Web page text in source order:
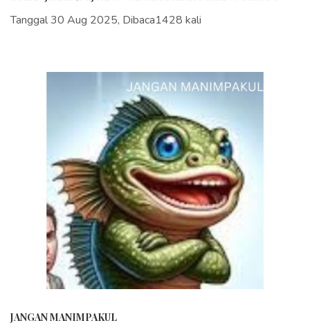
Tanggal 30 Aug 2025, Dibaca1428 kali
JANGAN MANIMPAKUL